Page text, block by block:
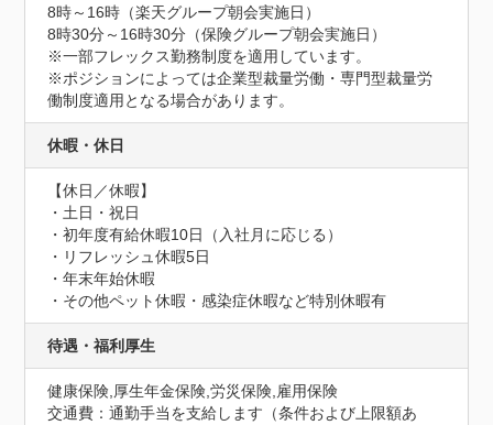
8時～16時（楽天グループ朝会実施日）
8時30分～16時30分（保険グループ朝会実施日）
※一部フレックス勤務制度を適用しています。
※ポジションによっては企業型裁量労働・専門型裁量労
働制度適用となる場合があります。
休暇・休日
【休日／休暇】
・土日・祝日
・初年度有給休暇10日（入社月に応じる）
・リフレッシュ休暇5日
・年末年始休暇
・その他ペット休暇・感染症休暇など特別休暇有
待遇・福利厚生
健康保険,厚生年金保険,労災保険,雇用保険
交通費：通勤手当を支給します（条件および上限額あ